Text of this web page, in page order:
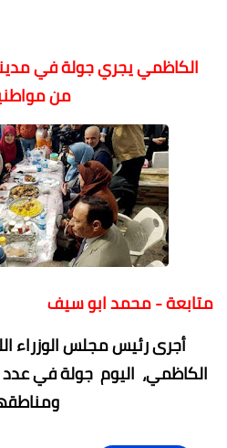
الكاظمي يجري جولة في
من
متابعة - محمد ابو سيف
أجرى رئيس مجلس الوزراء
الكاظمي، اليوم جولة في